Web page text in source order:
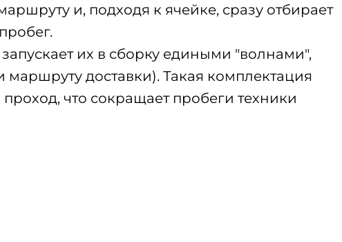
и, подходя к ячейке, сразу отбирает
их в сборку едиными "волнами",
доставки). Такая комплектация
что сокращает пробеги техники